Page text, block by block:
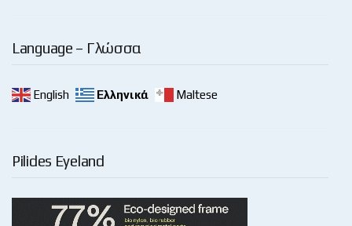
Language – Γλώσσα
English Ελληνικά Maltese
Pilides Eyeland